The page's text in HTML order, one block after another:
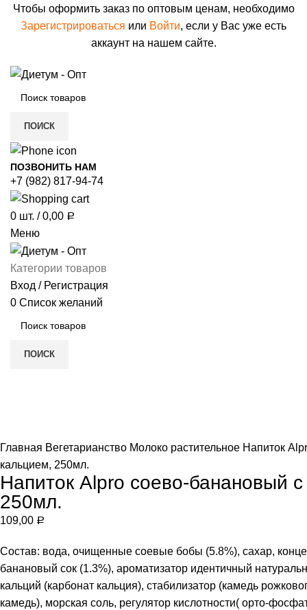
Чтобы оформить заказ по оптовым ценам, необходимо
Зарегистрироваться или Войти, если у Вас уже есть
аккаунт на нашем сайте.
ПОИСК
ПОЗВОНИТЬ НАМ
+7 (982) 817-94-74
0 шт. / 0,00 Р
Меню
Категории товаров
Вход / Регистрация
0 Список желаний
ПОИСК
Главная Вегетарианство Молоко растительное Напиток
кальцием, 250мл.
Напиток Alpro соево-банановый
250мл.
109,00 Р
Состав: вода, очищенные соевые бобы (5.8%), сахар,
банановый сок (1.3%), ароматизатор идентичный
кальций (карбонат кальция), стабилизатор (камедь
камедь), морская соль, регулятор кислотности( орто-